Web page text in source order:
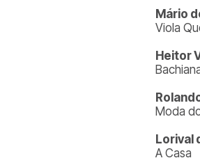
Mário
Viola
Heitor
Moda
Lorival
A Casa